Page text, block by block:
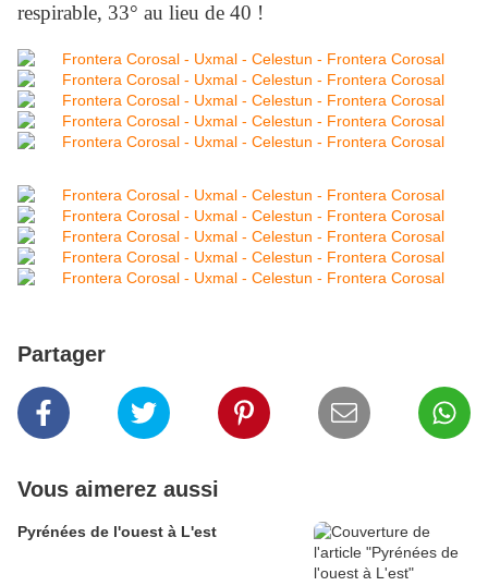
respirable, 33° au lieu de 40 !
Partager
Vous aimerez aussi
Pyrénées de l'ouest à L'est